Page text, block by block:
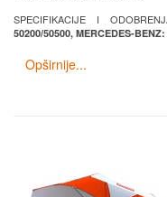
SPECIFIKACIJE I
50200/50500, MERCEDES-
Opširnije...